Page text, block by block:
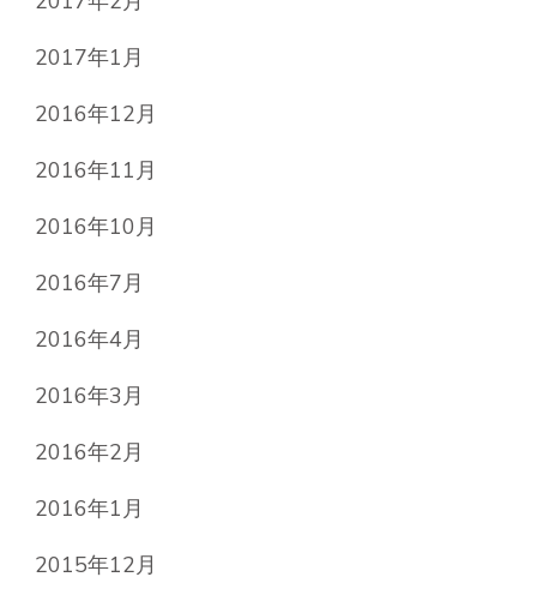
2017年1月
2016年12月
2016年11月
2016年10月
2016年7月
2016年4月
2016年3月
2016年2月
2016年1月
2015年12月